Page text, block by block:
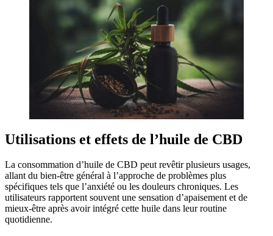
Utilisations et effets de l’huile de CBD
La consommation d’huile de CBD peut revêtir plusieurs usages,
allant du bien-être général à l’approche de problèmes plus
spécifiques tels que l’anxiété ou les douleurs chroniques. Les
utilisateurs rapportent souvent une sensation d’apaisement et de
mieux-être après avoir intégré cette huile dans leur routine
quotidienne.